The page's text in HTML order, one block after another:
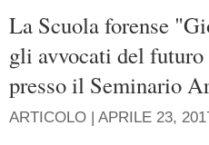
La Scuola forense
gli avvocati del
presso il Seminario
ARTICOLO | APRILE 23,